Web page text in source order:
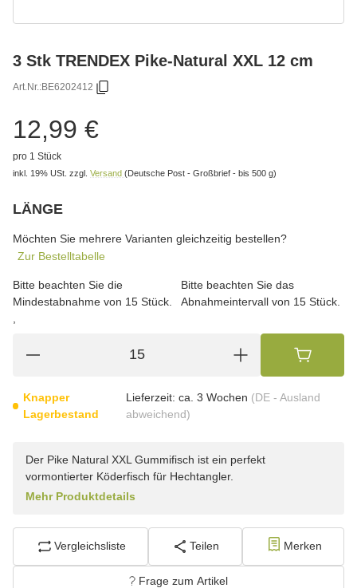
3 Stk TRENDEX Pike-Natural XXL 12 cm
Art.Nr.:BE6202412
12,99 €
pro 1 Stück
inkl. 19% USt. zzgl. Versand (Deutsche Post - Großbrief - bis 500 g)
LÄNGE
Möchten Sie mehrere Varianten gleichzeitig bestellen?
Zur Bestelltabelle
Bitte beachten Sie die
Mindestabnahme von 15 Stück.
Bitte beachten Sie das
Abnahmeintervall von 15 Stück.
Knapper
Lagerbestand
Lieferzeit: ca. 3 Wochen (DE - Ausland
abweichend)
Der Pike Natural XXL Gummifisch ist ein perfekt
vormontierter Köderfisch für Hechtangler.
Mehr Produktdetails
Vergleichsliste Teilen Merken
Frage zum Artikel